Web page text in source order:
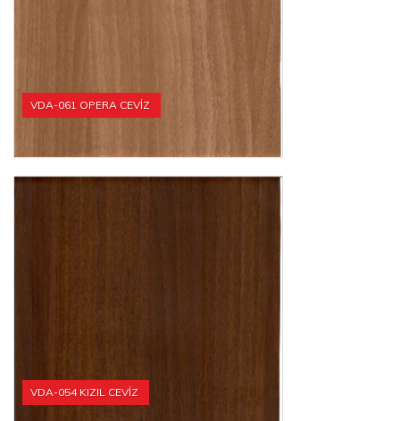
VDA-061 OPERA CEVİZ
VDA-054 KIZIL CEVİZ